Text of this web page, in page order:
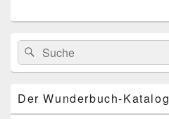
Primärer
Seitenleisten
Widget-
Bereich
Search
for:
Suche
Der Wunderbuch-Katalog